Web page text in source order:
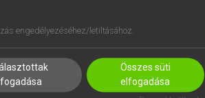
engedélyezéséhez/letiltásához.
Összes süti
elfogadása